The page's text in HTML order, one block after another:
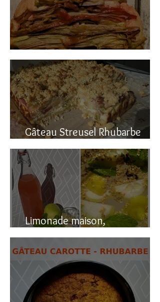
Gâteau renversé à la rhubarbe
Gâteau Streusel Rhubarbe
Pomme, facile et hyper bon!
Limonade maison,
naturellement pétillante!!!